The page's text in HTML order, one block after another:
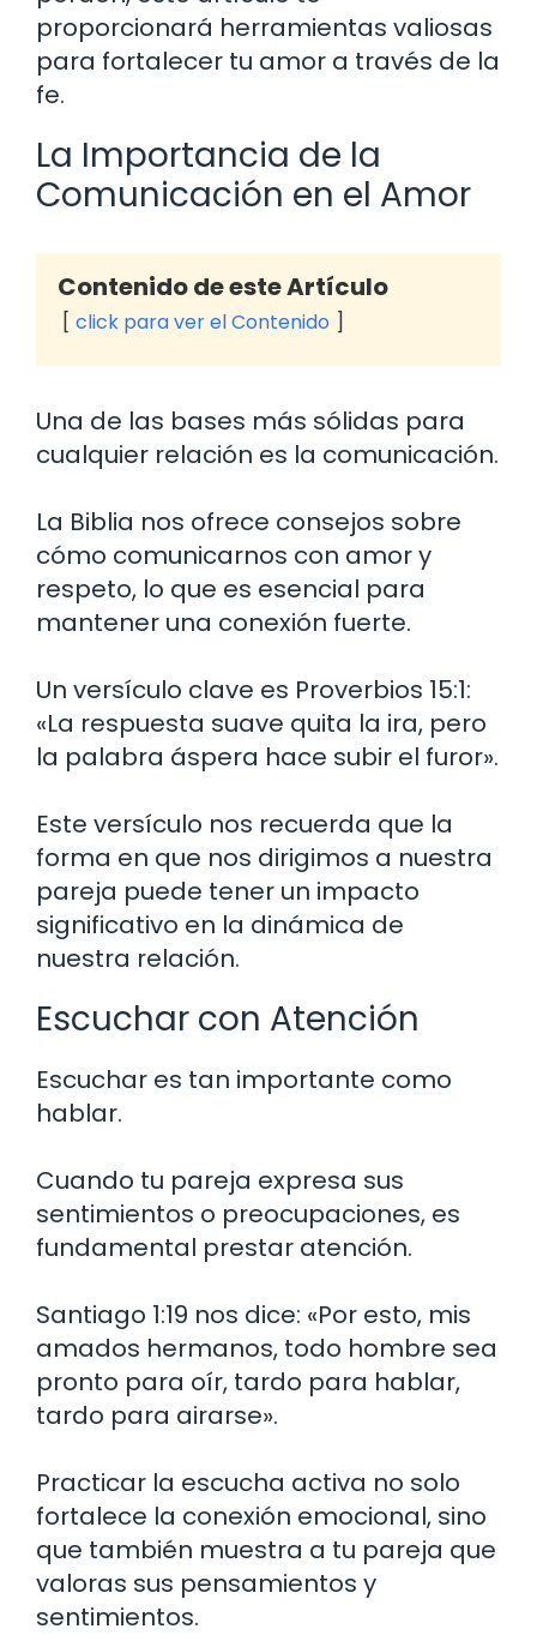
proporcionará herramientas valiosas
para fortalecer tu amor a través de la
fe.
La Importancia de la
Comunicación en el Amor
Contenido de este Artículo
click para ver el Contenido
Una de las bases más sólidas para
cualquier relación es la comunicación.
La Biblia nos ofrece consejos sobre
cómo comunicarnos con amor y
respeto, lo que es esencial para
mantener una conexión fuerte.
Un versículo clave es Proverbios 15:1:
«La respuesta suave quita la ira, pero
la palabra áspera hace subir el furor».
Este versículo nos recuerda que la
forma en que nos dirigimos a nuestra
pareja puede tener un impacto
significativo en la dinámica de
nuestra relación.
Escuchar con Atención
Escuchar es tan importante como
hablar.
Cuando tu pareja expresa sus
sentimientos o preocupaciones, es
fundamental prestar atención.
Santiago 1:19 nos dice: «Por esto, mis
amados hermanos, todo hombre sea
pronto para oír, tardo para hablar,
tardo para airarse».
Practicar la escucha activa no solo
fortalece la conexión emocional, sino
que también muestra a tu pareja que
valoras sus pensamientos y
sentimientos.